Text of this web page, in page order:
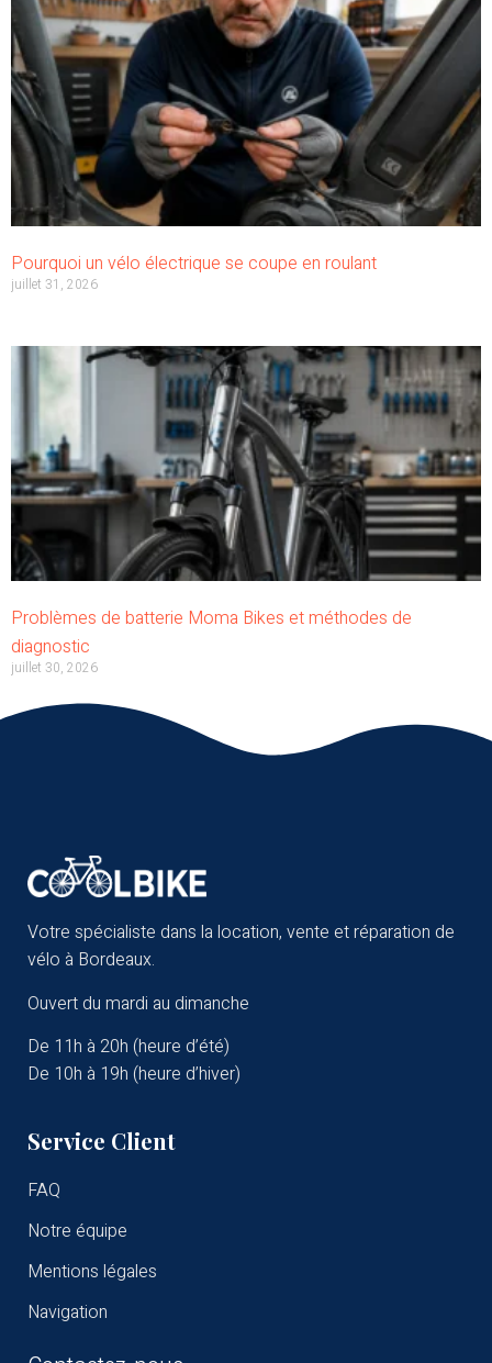
Pourquoi un vélo électrique se coupe en roulant
juillet 31, 2026
Problèmes de batterie Moma Bikes et méthodes de
diagnostic
juillet 30, 2026
Votre spécialiste dans la location, vente et réparation de
vélo à Bordeaux.
Ouvert du mardi au dimanche
De 11h à 20h (heure d’été)
De 10h à 19h (heure d’hiver)
Service Client
FAQ
Notre équipe
Mentions légales
Navigation